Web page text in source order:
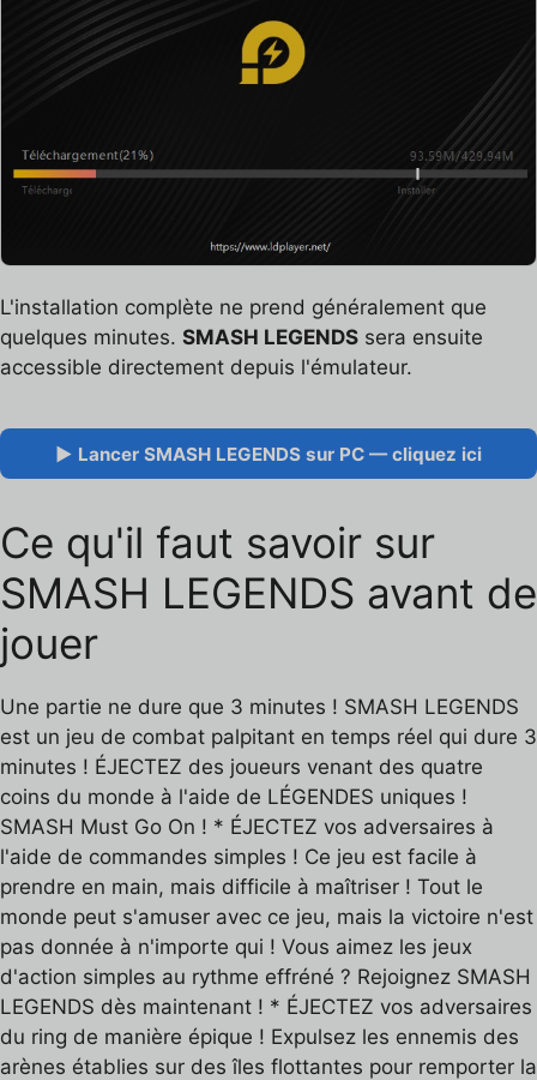
L'installation complète ne prend généralement que
quelques minutes. SMASH LEGENDS sera ensuite
accessible directement depuis l'émulateur.
▶ Lancer SMASH LEGENDS sur PC — cliquez ici
Ce qu'il faut savoir sur
SMASH LEGENDS avant de
jouer
Une partie ne dure que 3 minutes ! SMASH LEGENDS
est un jeu de combat palpitant en temps réel qui dure 3
minutes ! ÉJECTEZ des joueurs venant des quatre
coins du monde à l'aide de LÉGENDES uniques !
SMASH Must Go On ! * ÉJECTEZ vos adversaires à
l'aide de commandes simples ! Ce jeu est facile à
prendre en main, mais difficile à maîtriser ! Tout le
monde peut s'amuser avec ce jeu, mais la victoire n'est
pas donnée à n'importe qui ! Vous aimez les jeux
d'action simples au rythme effréné ? Rejoignez SMASH
LEGENDS dès maintenant ! * ÉJECTEZ vos adversaires
du ring de manière épique ! Expulsez les ennemis des
arènes établies sur des îles flottantes pour remporter la